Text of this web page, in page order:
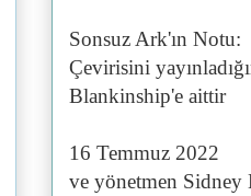
Sonsuz Ark'ın Notu:
Çevirisini
Blankinship'e aittir
16 Temmuz 2022
ve yönetmen